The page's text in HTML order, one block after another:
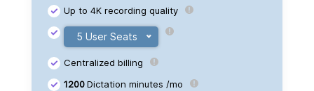
Up to 4K recording quality
5 User Seats
+ $288 /yr.
Centralized billing
1200Dictation minutes /mo